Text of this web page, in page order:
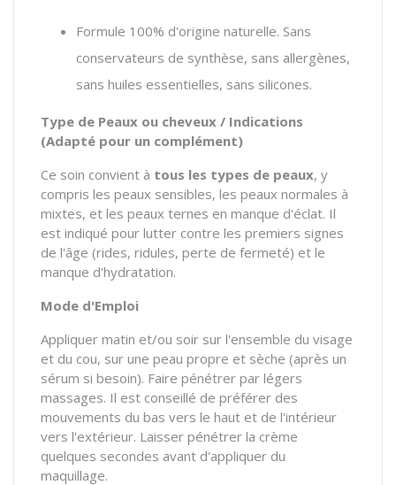
Formule 100% d'origine naturelle. Sans
conservateurs de synthèse, sans allergènes,
sans huiles essentielles, sans silicones.
Type de Peaux ou cheveux / Indications
(Adapté pour un complément)
Ce soin convient à tous les types de peaux, y
compris les peaux sensibles, les peaux normales à
mixtes, et les peaux ternes en manque d'éclat. Il
est indiqué pour lutter contre les premiers signes
de l'âge (rides, ridules, perte de fermeté) et le
manque d'hydratation.
Mode d'Emploi
Appliquer matin et/ou soir sur l'ensemble du visage
et du cou, sur une peau propre et sèche (après un
sérum si besoin). Faire pénétrer par légers
massages. Il est conseillé de préférer des
mouvements du bas vers le haut et de l'intérieur
vers l'extérieur. Laisser pénétrer la crème
quelques secondes avant d'appliquer du
maquillage.